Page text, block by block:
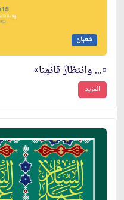
شعبان
«... وانتظارَ قائمِنا»
المزيد